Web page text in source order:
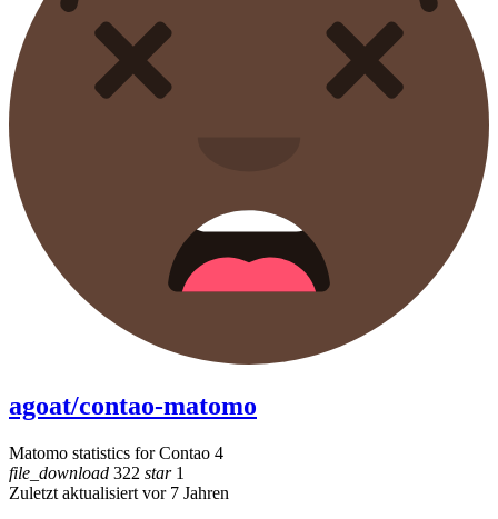
agoat/contao-matomo
Matomo statistics for Contao 4
file_download 322 star1
Zuletzt aktualisiert vor 7 Jahren